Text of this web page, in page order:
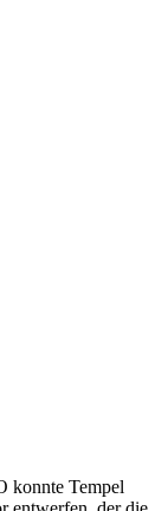
konnte Tempel